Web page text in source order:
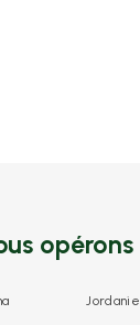
opérons
Jordanie